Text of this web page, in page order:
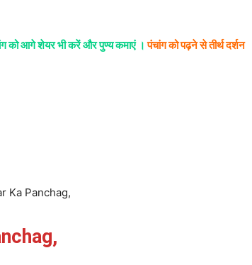
को आगे शेयर भी करें और पुण्य कमाएं ।पंचांग को पढ़ने से तीर्थ दर्शन
Ka Panchag,